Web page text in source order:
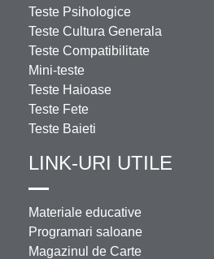
Teste Psihologice
Teste Cultura Generala
Teste Compatibilitate
Mini-teste
Teste Haioase
Teste Fete
Teste Baieti
LINK-URI UTILE
Materiale educative
Programari saloane
Magazinul de Carte